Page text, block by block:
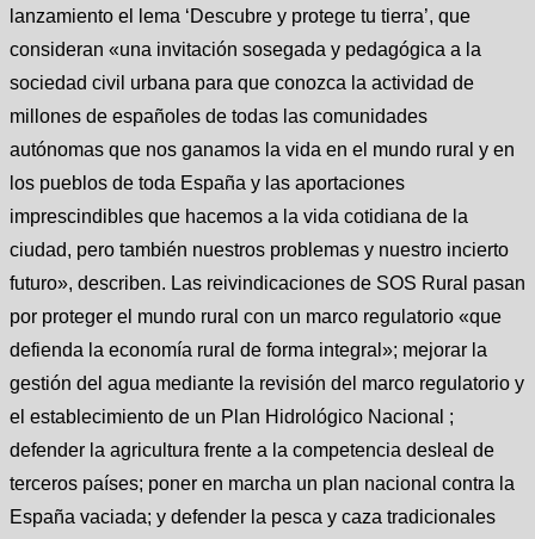
lanzamiento el lema ‘Descubre y protege tu tierra’, que
consideran «una invitación sosegada y pedagógica a la
sociedad civil urbana para que conozca la actividad de
millones de españoles de todas las comunidades
autónomas que nos ganamos la vida en el mundo rural y en
los pueblos de toda España y las aportaciones
imprescindibles que hacemos a la vida cotidiana de la
ciudad, pero también nuestros problemas y nuestro incierto
futuro», describen. Las reivindicaciones de SOS Rural pasan
por proteger el mundo rural con un marco regulatorio «que
defienda la economía rural de forma integral»; mejorar la
gestión del agua mediante la revisión del marco regulatorio y
el establecimiento de un Plan Hidrológico Nacional ;
defender la agricultura frente a la competencia desleal de
terceros países; poner en marcha un plan nacional contra la
España vaciada; y defender la pesca y caza tradicionales